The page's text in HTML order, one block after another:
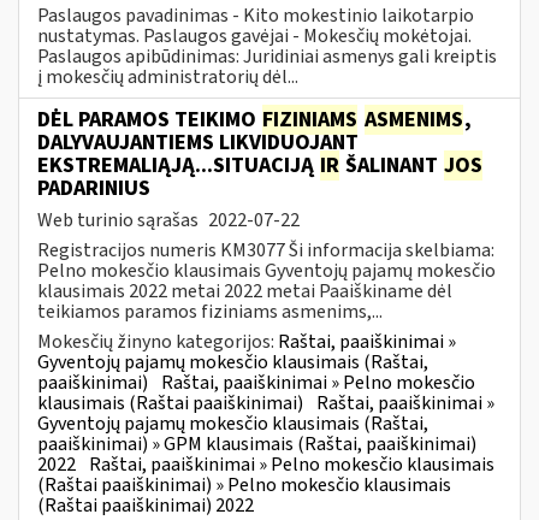
Paslaugos pavadinimas - Kito mokestinio laikotarpio
nustatymas. Paslaugos gavėjai - Mokesčių mokėtojai.
Paslaugos apibūdinimas: Juridiniai asmenys gali kreiptis
į mokesčių administratorių dėl...
DĖL PARAMOS TEIKIMO FIZINIAMS ASMENIMS,
DALYVAUJANTIEMS LIKVIDUOJANT
EKSTREMALIĄJĄ...SITUACIJĄ IR ŠALINANT JOS
PADARINIUS
Web turinio sąrašas 2022-07-22
Registracijos numeris KM3077 Ši informacija skelbiama:
Pelno mokesčio klausimais Gyventojų pajamų mokesčio
klausimais 2022 metai 2022 metai Paaiškiname dėl
teikiamos paramos fiziniams asmenims,...
Mokesčių žinyno kategorijos: Raštai, paaiškinimai »
Gyventojų pajamų mokesčio klausimais (Raštai,
paaiškinimai) Raštai, paaiškinimai » Pelno mokesčio
klausimais (Raštai paaiškinimai) Raštai, paaiškinimai »
Gyventojų pajamų mokesčio klausimais (Raštai,
paaiškinimai) » GPM klausimais (Raštai, paaiškinimai)
2022 Raštai, paaiškinimai » Pelno mokesčio klausimais
(Raštai paaiškinimai) » Pelno mokesčio klausimais
(Raštai paaiškinimai) 2022